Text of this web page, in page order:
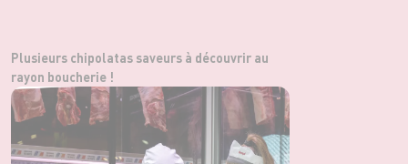
Plusieurs chipolatas saveurs à découvrir au
rayon boucherie !